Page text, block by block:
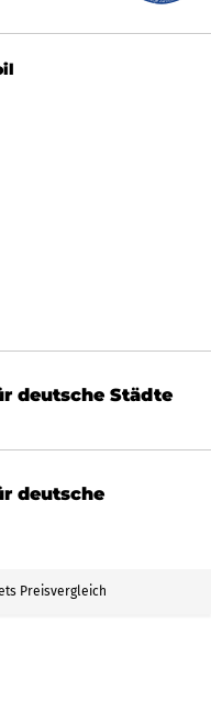
deutsche Städte
deutsche
Preisvergleich